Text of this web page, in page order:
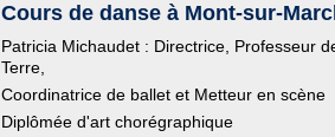
Cours de danse à Mont-sur-
Patricia Michaudet : Directrice, Professeur
Terre,
Coordinatrice de ballet et Metteur en scène
Diplômée d'art chorégraphique